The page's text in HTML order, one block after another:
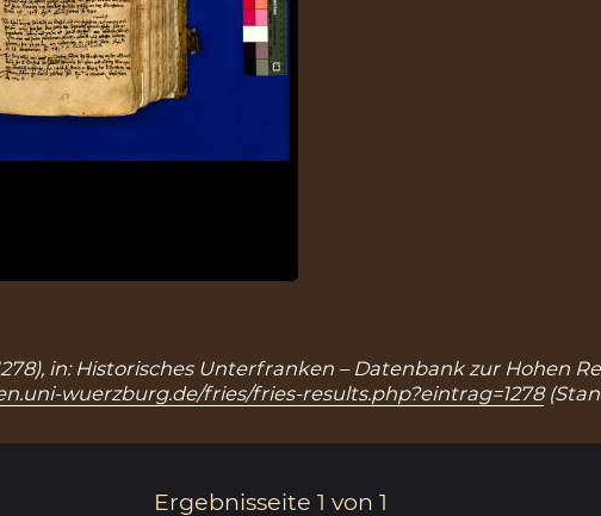
in: Historisches Unterfranken – Datenbank zur Hohen
wuerzburg.de/fries/fries-results.php?eintrag=1278
Ergebnisseite 1 von 1